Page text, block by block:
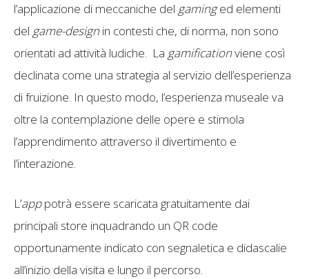
l’applicazione di meccaniche del gaminged elementi
del game-designin contesti che, di norma, non sono
orientati ad attività ludiche. La gamificationviene così
declinata come una strategia al servizio dell’esperienza
di fruizione. In questo modo, l’esperienza museale va
oltre la contemplazione delle opere e stimola
l’apprendimento attraverso il divertimento e
l’interazione.
L’apppotrà essere scaricata gratuitamente dai
principali store inquadrando un QR code
opportunamente indicato con segnaletica e didascalie
all’inizio della visita e lungo il percorso.